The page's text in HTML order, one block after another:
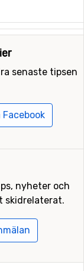
senaste tipsen
nyheter och
skidrelaterat.